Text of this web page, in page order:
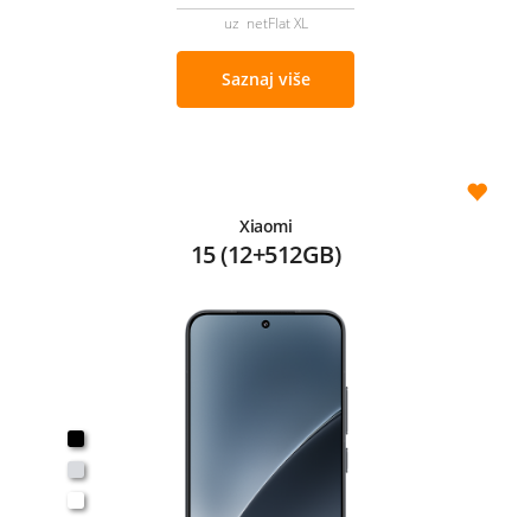
uz netFlat XL
Saznaj više
Xiaomi
15 (12+512GB)